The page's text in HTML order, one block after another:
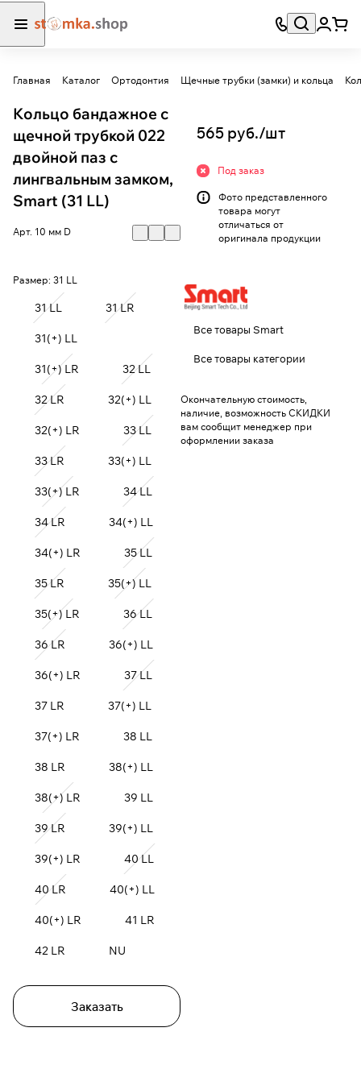
Главная Каталог Ортодонтия Щечные трубки (замки) и кольца
Кольцо бандажное с
щечной трубкой 022
двойной паз с
лингвальным замком,
Smart (31 LL)
Арт. 10 мм D
Размер: 31 LL
31 LL 31 LR
31(+) LL
31(+) LR 32 LL
32 LR 32(+) LL
32(+) LR 33 LL
33 LR 33(+) LL
33(+) LR 34 LL
34 LR 34(+) LL
34(+) LR 35 LL
35 LR 35(+) LL
35(+) LR 36 LL
36 LR 36(+) LL
36(+) LR 37 LL
37 LR 37(+) LL
37(+) LR 38 LL
38 LR 38(+) LL
38(+) LR 39 LL
39 LR 39(+) LL
39(+) LR 40 LL
40 LR 40(+) LL
40(+) LR 41 LR
42 LR NU
Заказать
565 руб./шт
Под заказ
Фото представленного
товара могут
отличаться от
оригинала продукции
Все товары Smart
Все товары категории
Окончательную стоимость,
наличие, возможность СКИДКИ
вам сообщит менеджер при
оформлении заказа